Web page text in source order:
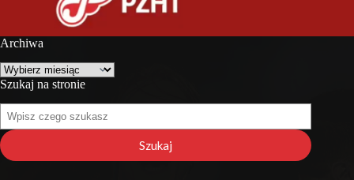
Archiwa
Archiwa
Szukaj na stronie
na
stronie
Szukaj